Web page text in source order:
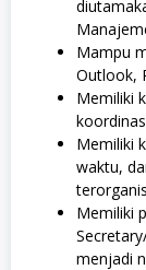
Mampu
Outlook,
Memiliki
Memiliki
waktu,
Memiliki
menjadi